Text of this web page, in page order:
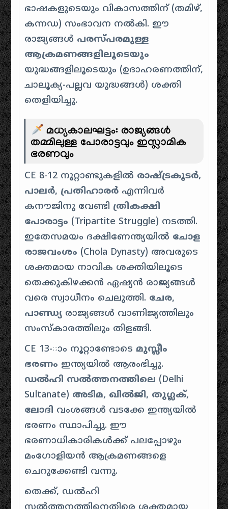
ഭാഷകളുടെയും വികാസത്തിന് (തമിഴ്,
കന്നഡ) സംഭാവന നൽകി. ഈ
രാജ്യങ്ങൾ പരസ്പരമുള്ള
ആക്രമണങ്ങളിലൂടെയും
യുദ്ധങ്ങളിലൂടെയും (ഉദാഹരണത്തിന്,
ചാലൂക്യ-പല്ലവ യുദ്ധങ്ങൾ) ശക്തി
തെളിയിച്ചു.
മധ്യകാലഘട്ടം: രാജ്യങ്ങൾ
തമ്മിലുള്ള പോരാട്ടവും ഇസ്ലാമിക
ഭരണവും
CE 8-12 നൂറ്റാണ്ടുകളിൽ രാഷ്ട്രകൂടർ,
പാലർ, പ്രതിഹാരർ എന്നിവർ
കനൗജിനു വേണ്ടി ത്രികക്ഷി
പോരാട്ടം (Tripartite Struggle) നടത്തി.
ഇതേസമയം ദക്ഷിണേന്ത്യയിൽ ചോള
രാജവംശം (Chola Dynasty) അവരുടെ
ശക്തമായ നാവിക ശക്തിയിലൂടെ
തെക്കുകിഴക്കൻ ഏഷ്യൻ രാജ്യങ്ങൾ
വരെ സ്വാധീനം ചെലുത്തി. ചേര,
പാണ്ഡ്യ രാജ്യങ്ങൾ വാണിജ്യത്തിലും
സംസ്കാരത്തിലും തിളങ്ങി.
CE 13-ാം നൂറ്റാണ്ടോടെ മുസ്ലീം
ഭരണം ഇന്ത്യയിൽ ആരംഭിച്ചു.
ഡൽഹി സൽത്തനത്തിലെ (Delhi
Sultanate) അടിമ, ഖിൽജി, തുഗ്ലക്,
ലോദി വംശങ്ങൾ വടക്കേ ഇന്ത്യയിൽ
ഭരണം സ്ഥാപിച്ചു. ഈ
ഭരണാധികാരികൾക്ക് പലപ്പോഴും
മംഗോളിയൻ ആക്രമണങ്ങളെ
ചെറുക്കേണ്ടി വന്നു.
തെക്ക്, ഡൽഹി